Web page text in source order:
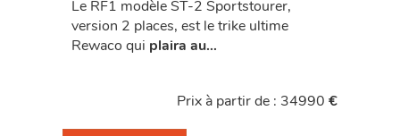
Le RF1 modèle ST-2 Sportstourer,
version 2 places, est le trike ultime
Rewaco qui plaira au…
Prix à partir de : 34990 €